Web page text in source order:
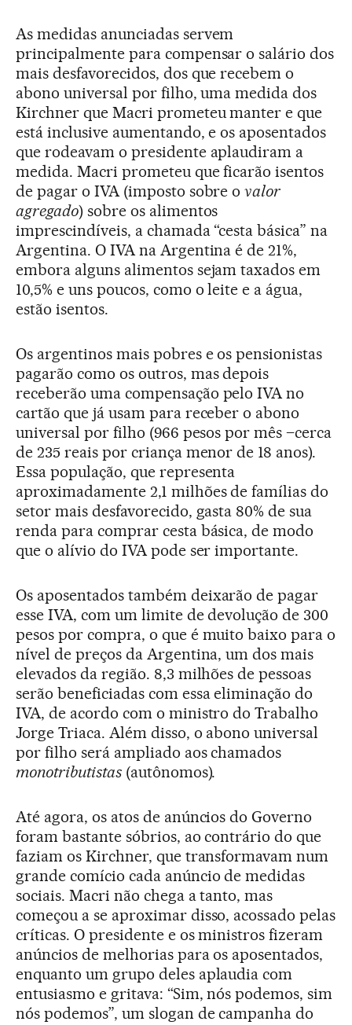
As medidas anunciadas servem
principalmente para compensar o salário dos
mais desfavorecidos, dos que recebem o
abono universal por filho, uma medida dos
Kirchner que Macri prometeu manter e que
está inclusive aumentando, e os aposentados
que rodeavam o presidente aplaudiram a
medida. Macri prometeu que ficarão isentos
de pagar o IVA (imposto sobre ovalor
agregado) sobre os alimentos
imprescindíveis, a chamada “cesta básica” na
Argentina. O IVA na Argentina é de 21%,
embora alguns alimentos sejam taxados em
10,5% e uns poucos, como o leite e a água,
estão isentos.
Os argentinos mais pobres e os pensionistas
pagarão como os outros, mas depois
receberão uma compensação pelo IVA no
cartão que já usam para receber o abono
universal por filho (966 pesos por mês –cerca
de 235 reais por criança menor de 18 anos).
Essa população, que representa
aproximadamente 2,1 milhões de famílias do
setor mais desfavorecido, gasta 80% de sua
renda para comprar cesta básica, de modo
que o alívio do IVA pode ser importante.
Os aposentados também deixarão de pagar
esse IVA, com um limite de devolução de 300
pesos por compra, o que é muito baixo para o
nível de preços da Argentina, um dos mais
elevados da região. 8,3 milhões de pessoas
serão beneficiadas com essa eliminação do
IVA, de acordo com o ministro do Trabalho
Jorge Triaca. Além disso, o abono universal
por filho será ampliado aos chamados
monotributistas(autônomos).
Até agora, os atos de anúncios do Governo
foram bastante sóbrios, ao contrário do que
faziam os Kirchner, que transformavam num
grande comício cada anúncio de medidas
sociais. Macri não chega a tanto, mas
começou a se aproximar disso, acossado pelas
críticas. O presidente e os ministros fizeram
anúncios de melhorias para os aposentados,
enquanto um grupo deles aplaudia com
entusiasmo e gritava: “Sim, nós podemos, sim
nós podemos”, um slogan de campanha do